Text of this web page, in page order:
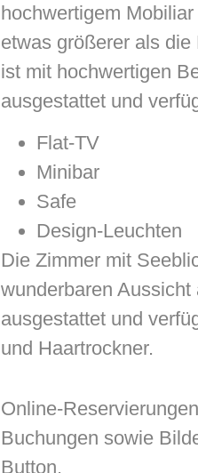
hochwertigem
etwas größerer als
ist mit hochwertigen
ausgestattet und
Flat-TV
Minibar
Safe
Design-Leuchten
Die Zimmer mit
wunderbaren
ausgestattet und
und Haartrockner.
Online-
Buchungen sowie
Button.